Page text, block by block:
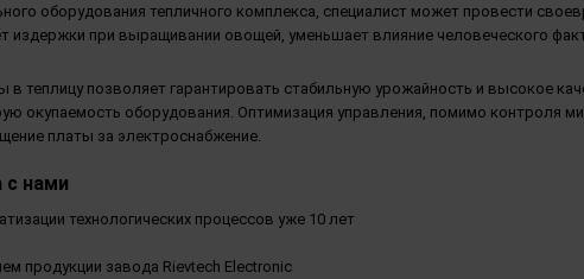
оборудования тепличного комплекса, специалист может провести
издержки при выращивании овощей, уменьшает влияние человеческого
в теплицу позволяет гарантировать стабильную урожайность и высокое
окупаемость оборудования. Оптимизация управления, помимо контроля
платы за электроснабжение.
с нами
технологических процессов уже 10 лет
продукции завода Rievtech Electronic